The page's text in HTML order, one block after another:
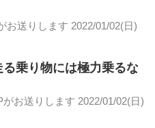
お送りします 2022/01/02(日)
乗り物には極力乗るな
がお送りします 2022/01/02(日)